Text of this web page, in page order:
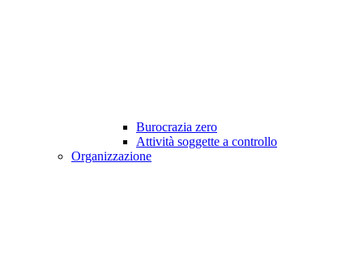
Burocrazia zero
Attività soggette a controllo
Organizzazione